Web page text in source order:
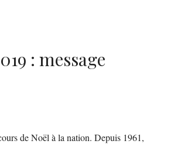
: message
de Noël à la nation. Depuis 1961,